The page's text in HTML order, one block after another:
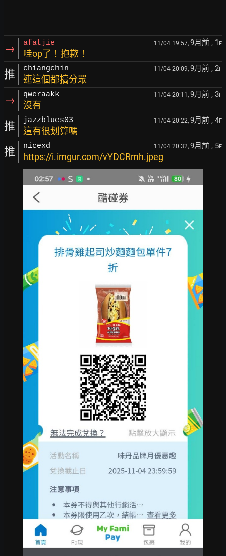
→ afatjie 11/04 19:57, 9月前 , 1 F
哇op了！抱歉！
推 chiangchin 11/04 20:09, 9月前 , 2F
連這個都搞分眾
→ qweraakk 11/04 20:11, 9月前 , 3F
沒有
推 jazzblues03 11/04 20:22, 9月前 , 4F
這有很划算嗎
推 nicexd 11/04 20:32, 9月前 , 5F
https://i.imgur.com/vYDCRmh.jpeg